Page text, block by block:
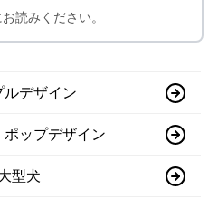
読みください。
ルデザイン
ポップデザイン
型犬